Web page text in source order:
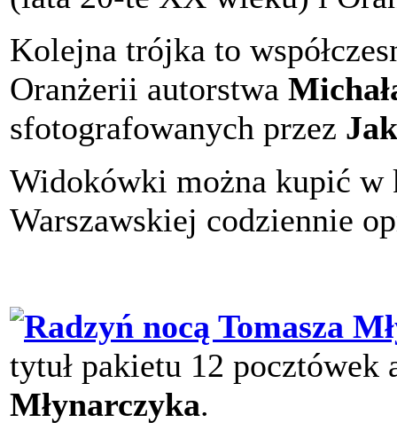
Kolejna trójka to
Oranżerii autorstwa
sfotografowanych przez
Widokówki można kupić w
Warszawskiej codziennie
tytuł pakietu 12 pocztówek
Młynarczyka.